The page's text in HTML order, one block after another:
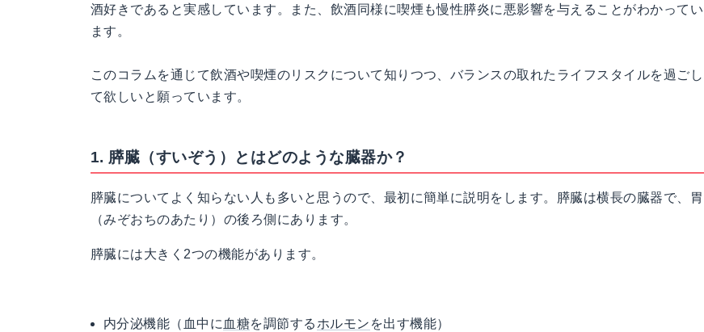
酒好きであると実感しています。また、飲酒同様に喫煙も慢性膵炎に悪影響を与えることがわかってい
ます。
このコラムを通じて飲酒や喫煙のリスクについて知りつつ、バランスの取れたライフスタイルを過ごし
て欲しいと願っています。
1. 膵臓（すいぞう）とはどのような臓器か？
膵臓についてよく知らない人も多いと思うので、最初に簡単に説明をします。膵臓は横長の臓器で、胃
（みぞおちのあたり）の後ろ側にあります。
膵臓には大きく2つの機能があります。
内分泌機能（血中に 血糖を調節する ホルモン を出す機能）